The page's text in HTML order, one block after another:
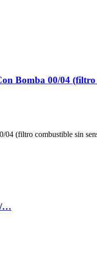
Bomba 00/04 (filtro
(filtro combustible sin
…